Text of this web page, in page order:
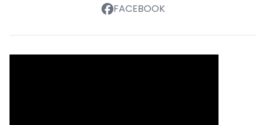
FACEBOOK